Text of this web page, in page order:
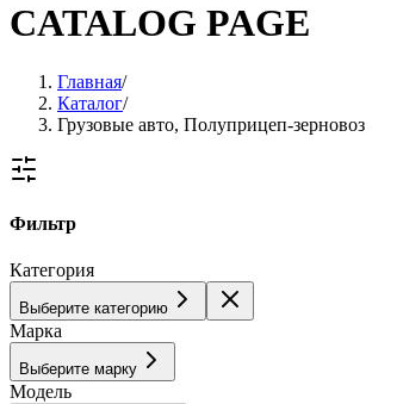
CATALOG PAGE
Главная/
Каталог/
Грузовые авто, Полуприцеп-зерновоз
Фильтр
Категория
Выберите категорию
Марка
Выберите марку
Модель